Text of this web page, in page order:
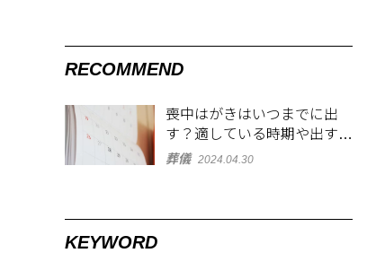
RECOMMEND
喪中はがきはいつまでに出
す？適している時期や出す範
囲を解説！
葬儀 2024.04.30
KEYWORD